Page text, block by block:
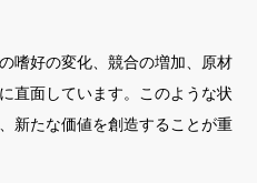
嗜好の変化、競合の増加、原材
直面しています。このような状
新たな価値を創造することが重